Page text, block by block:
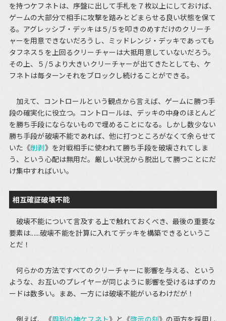
を持つケフネトは、序盤に出して手札を７枚以上にしておけば、
ゲームの大部分で相手に攻撃を踏みとどまらせる良い状態を保て
る。アグレッシブ・デッキは５/５を叩きのめすだけのクリーチ
ャーを用意できないだろうし、ミッドレンジ・デッキであっても
タフネス５を上回るクリーチャーは大抵用意していないだろう。
その上、５/５より大きいクリーチャーが出てきたとしても、ケ
フネトは毎ターンそれをブロックし続けることができる。
加えて、コントロールという観点から言えば、ゲームに勝つ手
段の確実化に役立つ。コントロールは、デッキの中身のほとんど
を勝ち手段にならないもので埋めることになる。しかし数少ない
勝ち手段が破壊不能であれば、他に打つところがなくて余らせて
いた《削剥》を対戦相手に使われて勝ち手段を破壊されてしま
う、という心配は無用だ。厳しい状況から脱出して勝つことにだ
け集中すればいい。
相互確証破壊不能
破壊不能について言及する上で触れておくべき、最後の重要な
要素は......破壊不能を計算に入れてデッキを構築できるというこ
とだ！
何らかの方法ですべてのクリーチャーに影響を与える、という
ような、お互いのプレイヤーが同じように影響を受けるはずのカ
ードは数多い。まあ、一方には破壊不能がいるわけだが！